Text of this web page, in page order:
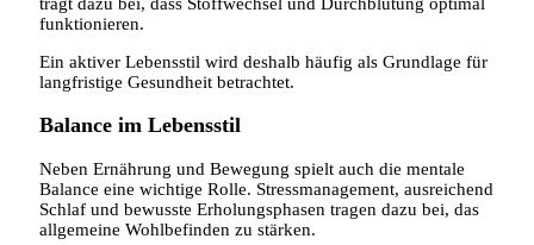
funktionieren.
Ein aktiver Lebensstil wird deshalb häufig als Grundlage für
langfristige Gesundheit betrachtet.
Balance im Lebensstil
Neben Ernährung und Bewegung spielt auch die mentale
Balance eine wichtige Rolle. Stressmanagement, ausreichend
Schlaf und bewusste Erholungsphasen tragen dazu bei, das
allgemeine Wohlbefinden zu stärken.